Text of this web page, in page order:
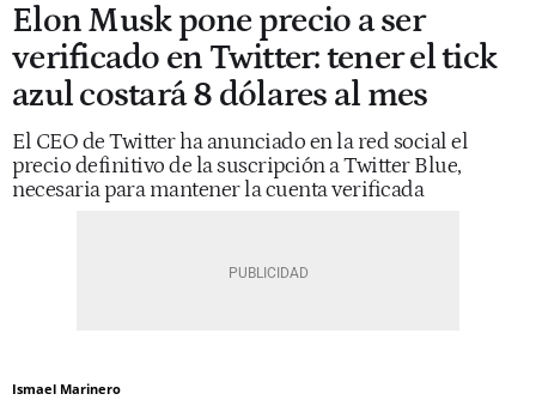
Elon Musk pone precio a ser
verificado en Twitter: tener el tick
azul costará 8 dólares al mes
El CEO de Twitter ha anunciado en la red social el
precio definitivo de la suscripción a Twitter Blue,
necesaria para mantener la cuenta verificada
Ismael Marinero